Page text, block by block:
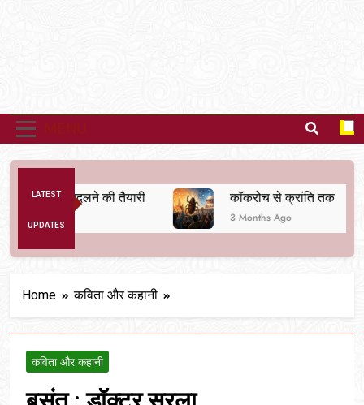
LATEST
UPDATES
बदलने की तैयारी कॉकरोच से क्रांति तक
3 Months Ago
Home कविता और कहानी
कविता और कहानी